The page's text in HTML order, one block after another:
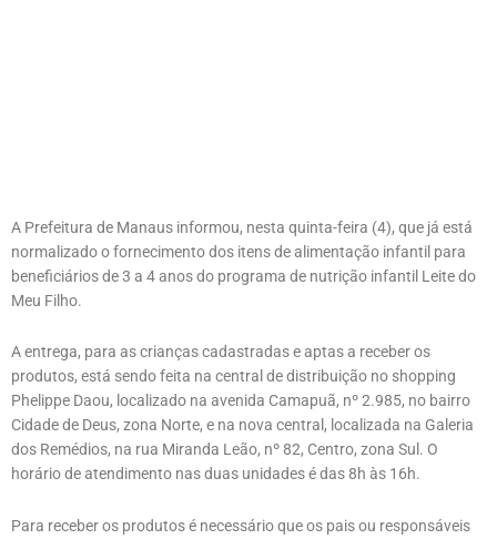
A Prefeitura de Manaus informou, nesta quinta-feira (4), que já está
normalizado o fornecimento dos itens de alimentação infantil para
beneficiários de 3 a 4 anos do programa de nutrição infantil Leite do
Meu Filho.
A entrega, para as crianças cadastradas e aptas a receber os
produtos, está sendo feita na central de distribuição no shopping
Phelippe Daou, localizado na avenida Camapuã, nº 2.985, no bairro
Cidade de Deus, zona Norte, e na nova central, localizada na Galeria
dos Remédios, na rua Miranda Leão, nº 82, Centro, zona Sul. O
horário de atendimento nas duas unidades é das 8h às 16h.
Para receber os produtos é necessário que os pais ou responsáveis